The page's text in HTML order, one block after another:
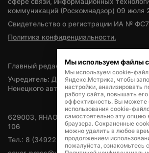
коммуникаций (Роскомнадзор) 09 июля
Свидетельство о регистрации ИА №
Политика конфиденциальности.
Главный редактор — А.Л. Поздеев
Учредитель: Департамент внутренней
Ненецкого автономного округа
629003, ЯНАО, Салехард, мкр. Богдана
106
Тел.: 8 (34922) 71262
Мы используем файлы
Мы используем cookie-
Яндекс.Метрика, чтобы
настройки, анализировать
работу сайта, повышать его
эффективность. Вы можете
использования cookie-
самостоятельно эту опцию
браузера. Сохраненные
можно удалить в любое
продолжением
пожалуйста, ознакомьтесь